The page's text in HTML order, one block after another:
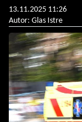
13.11.2025 11:26
Autor: Glas Istre